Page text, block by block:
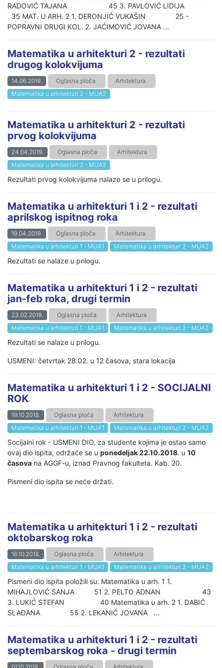
RADOVIĆ TAJANA 45 3. PAVLOVIĆ LIDIJA
35 MAT. U ARH. 2 1. DERONJIĆ VUKAŠIN 25 -
POPRAVNI DRUGI KOL. 2. JAĆIMOVIĆ JOVANA ...
Matematika u arhitekturi 2 - rezultati
drugog kolokvijuma
14.06.2019. Oglasna ploča
Arhitektura
Matematika u arhitekturi 2 - MUA2
Matematika u arhitekturi 2 - rezultati
prvog kolokvijuma
24.04.2019. Oglasna ploča
Arhitektura
Matematika u arhitekturi 2 - MUA2
Rezultati prvog kolokvijuma nalaze se u prilogu.
Matematika u arhitekturi 1 i 2 - rezultati
aprilskog ispitnog roka
19.04.2019. Oglasna ploča
Arhitektura
Matematika u arhitekturi 1 - MUA1
Matematika u arhitekturi 2 - MUA2
Rezultati se nalaze u prilogu.
Matematika u arhitekturi 1 i 2 - rezultati
jan-feb roka, drugi termin
23.02.2019. Oglasna ploča
Arhitektura
Matematika u arhitekturi 1 - MUA1
Matematika u arhitekturi 2 - MUA2
Rezultati se nalaze u prilogu.
USMENI: četvrtak 28.02. u 12 časova, stara lokacija
Matematika u arhitekturi 1 i 2 - SOCIJALNI
ROK
19.10.2018. Oglasna ploča
Arhitektura
Matematika u arhitekturi 1 - MUA1
Matematika u arhitekturi 2 - MUA2
Socijalni rok - USMENI DIO, za studente kojima je ostao samo
ovaj dio ispita, održaće se u ponedeljak 22.10.2018. u 10
časova na AGGF-u, iznad Pravnog fakulteta. Kab. 20.
Pismeni dio ispita se neće držati.
Matematika u arhitekturi 1 i 2 - rezultati
oktobarskog roka
16.10.2018. Oglasna ploča
Arhitektura
Matematika u arhitekturi 1 - MUA1
Matematika u arhitekturi 2 - MUA2
Pismeni dio ispita položili su: Matematika u arh. 1 1.
MIHAJLOVIĆ SANJA 51 2. PELTO ADNAN 43
3. LUKIĆ STEFAN 40 Matematika u arh. 2 1. DABIĆ
SLAĐANA 55 2. LEKANIĆ JOVANA ...
Matematika u arhitekturi 1 i 2 - rezultati
septembarskog roka - drugi termin